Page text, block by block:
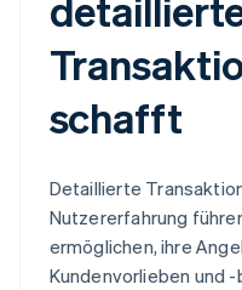
schafft
Detaillierte
Nutzererfahrung
ermöglichen, ihre
Kundenvorlieben und